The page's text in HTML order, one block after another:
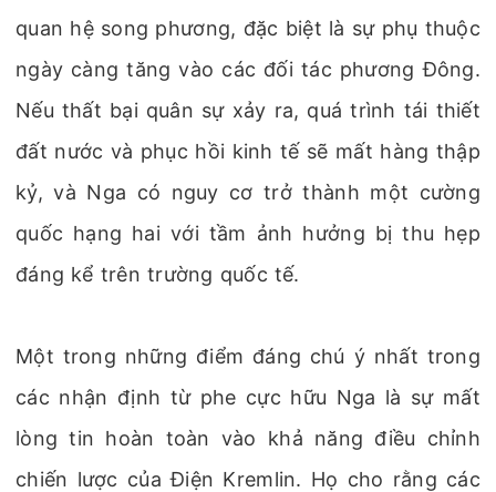
quan hệ song phương, đặc biệt là sự phụ thuộc
ngày càng tăng vào các đối tác phương Đông.
Nếu thất bại quân sự xảy ra, quá trình tái thiết
đất nước và phục hồi kinh tế sẽ mất hàng thập
kỷ, và Nga có nguy cơ trở thành một cường
quốc hạng hai với tầm ảnh hưởng bị thu hẹp
đáng kể trên trường quốc tế.
Một trong những điểm đáng chú ý nhất trong
các nhận định từ phe cực hữu Nga là sự mất
lòng tin hoàn toàn vào khả năng điều chỉnh
chiến lược của Điện Kremlin. Họ cho rằng các